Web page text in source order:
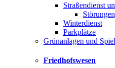
Straßendienst
Winterdienst
Parkplätze
Grünanlagen und
Friedhofswesen